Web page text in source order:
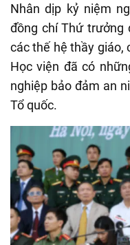
Nhân dịp kỷ niệm
đồng chí Thứ trưởng
các thế hệ thầy giáo,
Học viện đã có
nghiệp bảo đảm an
Tổ quốc.